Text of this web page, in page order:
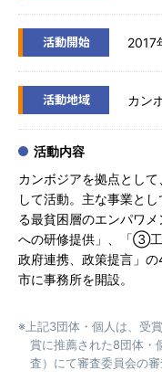
活動開始 2017
活動地域 カン
活動内容
カンボジアを拠点とし
して活動。主な事業と
る最貧困層のエンパワ
への研修提供」、「③
政府連携、政策提言」
市に事務所を開設。
※上記3団体・個人は、受
賞に推薦された8団体・
査）にて審査委員会の